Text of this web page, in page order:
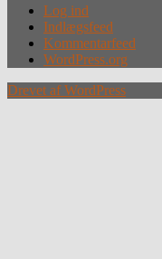
Log ind
Indlægsfeed
Kommentarfeed
WordPress.org
Drevet af WordPress